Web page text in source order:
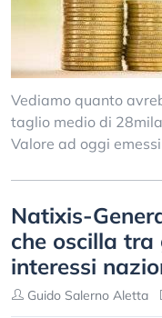
Vediamo quanto
taglio medio di
Valore ad oggi emessi
Natixis-
che oscilla
interessi
Guido Salerno Aletta